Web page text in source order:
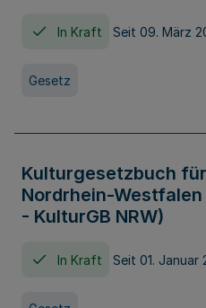
In Kraft Seit 09. März
Gesetz
Kulturgesetzbuch
Nordrhein-
- KulturGB NRW)
In Kraft Seit 01. Januar